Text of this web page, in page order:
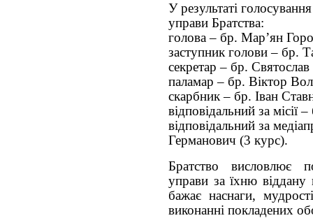
У результаті
управи Братства:
голова – бр. Мар’ян
заступник голови – бр.
секретар – бр.
паламар – бр. Віктор
скарбник – бр. Іван
відповідальний за
відповідальний за
Германович (3 курс).
Братство висловлює
управи за їхню
бажає наснаги,
виконанні покладених